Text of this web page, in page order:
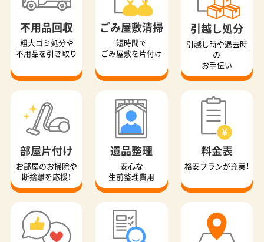
不用品回収
粗大ゴミ処分や
不用品を引き取り
ごみ屋敷清掃
短時間で
ごみ屋敷を片付け
引越し処分
引越し時や退去時
の
お手伝い
部屋片付け
お部屋のお掃除や
断捨離を応援！
遺品整理
安心な
生前整理費用
料金表
格安プランが充実！